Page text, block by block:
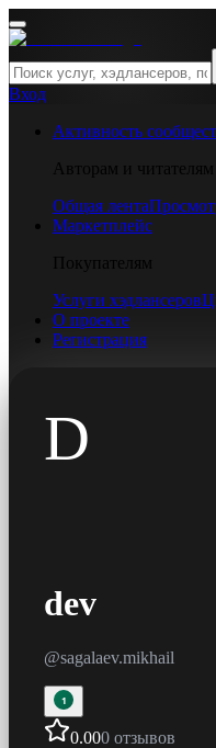
Вход
Активность
Авторам и читателям
Общая лента
Маркетплейс
Покупателям
Услуги хэдлансеров
О проекте
Регистрация
D
dev
@sagalaev.mikhail
1
0.000 отзывов